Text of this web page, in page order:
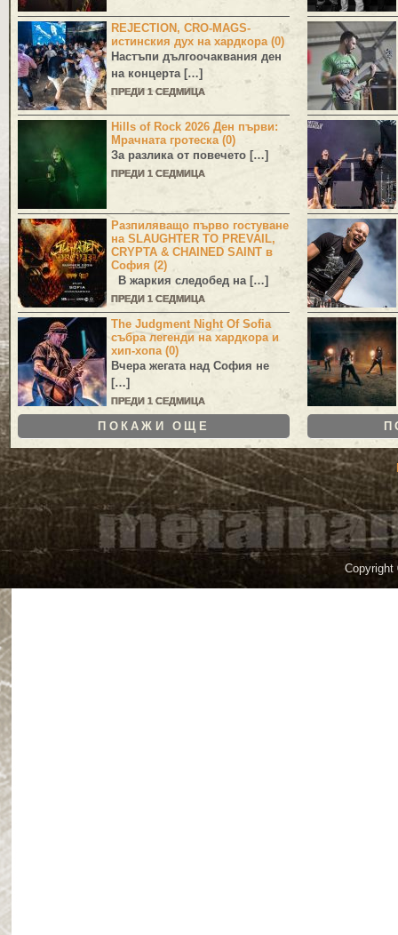
REJECTION, CRO-MAGS-
истинския дух на хардкора (0)
Настъпи дългоочаквания ден
на концерта […]
ПРЕДИ 1 СЕДМИЦА
Hills of Rock 2026 Ден първи:
Мрачната гротеска (0)
За разлика от повечето […]
ПРЕДИ 1 СЕДМИЦА
Разпиляващо първо гостуване
на SLAUGHTER TO PREVAIL,
CRYPTA & CHAINED SAINT в
София (2)
В жаркия следобед на […]
ПРЕДИ 1 СЕДМИЦА
The Judgment Night Of Sofia
събра легенди на хардкора и
хип-хопа (0)
Вчера жегата над София не
[…]
ПРЕДИ 1 СЕДМИЦА
ПОКАЖИ ОЩЕ